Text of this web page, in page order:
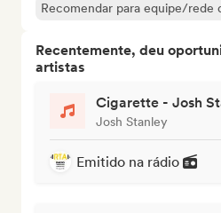
Recomendar para equipe/rede
Recentemente, deu
artistas
Cigarette - Josh
Josh Stanley
Emitido na rádio